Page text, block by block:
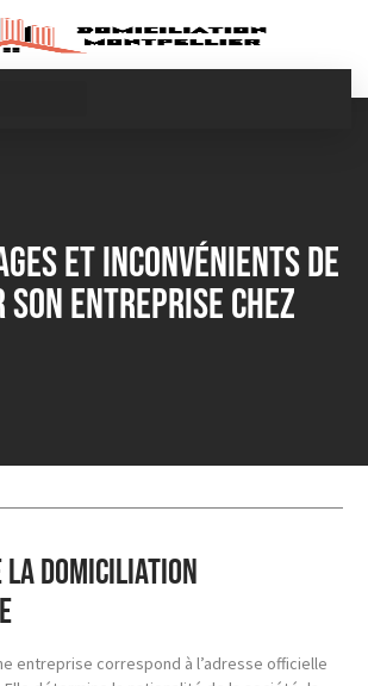
et inconvénients de
entreprise chez
la domiciliation
entreprise correspond à l’adresse officielle